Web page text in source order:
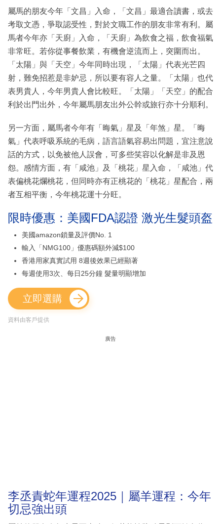
屬馬的朋友今年「文昌」入命，「文昌」最適合讀書，或去
考取文憑，爭取認受性，對於文職工作的朋友非常有利。屬
馬者今年亦「天廚」入命，「天廚」為飲食之福，飲食福氣
非常旺。若你從事餐飲業，有機會逆流而上，突圍而出。
「太陽」與「天空」今年同時出現，「太陽」代表光芒四
射，難免招惹是非妒忌，所以要有容人之量。「太陽」也代
表男貴人，今年男貴人會比較旺。「太陽」「天空」的配合
利於出門出外，今年屬馬朋友出外公幹或旅行亦十分順利。
另一方面，屬馬者今年有「晦氣」星及「年煞」星。「晦
氣」代表呼吸系統的毛病，語言語氣容易出問題，宜注意說
話的方式，以免被他人誤會，可多些笑容以化解是非及恩
怨。感情方面，有「咸池」及「桃花」星入命，「咸池」代
表偏桃花爛桃花，但同時亦有正桃花的「桃花」星配合，兩
者互相平衡，今年桃花運十分旺。
限時優惠：美國FDA認證 激光生髮頭盔
美國amazon鎖量及評價No. 1
輸入「NMG100」優惠碼額外減$100
香港用家真實試用 8週後效果已經顯著
每週使用3次、每日25分鐘 髮量明顯增加
立即選購
資料由客戶提供
廣告
李丞責蛇年運程2025｜屬羊運程：今年
切忌強出頭